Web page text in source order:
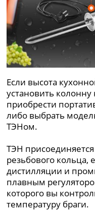
Если высота
установить
приобрести
либо выбрать
ТЭНом.
ТЭН
резьбового
дистилляции и
плавным
которого вы
температуру браги.